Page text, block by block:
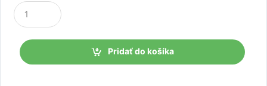
P
o
č
Pridať do košíka